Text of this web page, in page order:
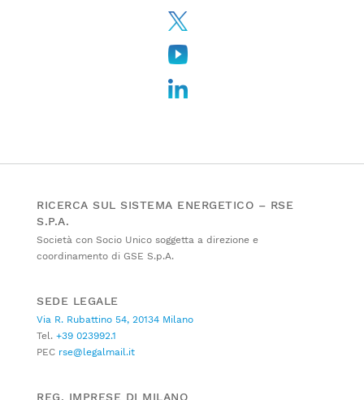
RICERCA SUL SISTEMA ENERGETICO – RSE
S.P.A.
Società con Socio Unico soggetta a direzione e
coordinamento di GSE S.p.A.
SEDE LEGALE
Via R. Rubattino 54, 20134 Milano
Tel. +39 023992.1
PEC rse@legalmail.it
REG. IMPRESE DI MILANO